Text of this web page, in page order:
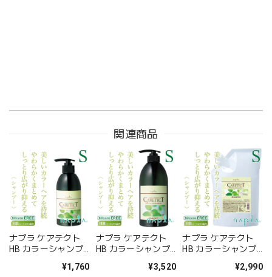
関連商品
ナプラ ケアテクト
HB カラーシャンプ
¥1,760
ナプラ ケアテクト
HB カラーシャンプ
¥3,520
ナプラ ケアテクト
HB カラーシャンプ
¥2,990